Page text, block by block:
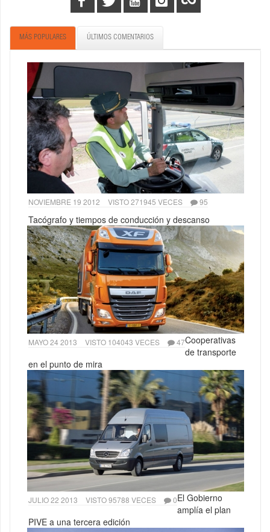
MÁS POPULARES ÚLTIMOS COMENTARIOS
NOVIEMBRE 19 2012 VISTO 271945 VECES 95
Tacógrafo y tiempos de conducción y descanso
MAYO 24 2013 VISTO 104043 VECES 47Cooperativas
de transporte
en el punto de mira
JULIO 22 2013 VISTO 95788 VECES 0El Gobierno
amplía el plan
PIVE a una tercera edición